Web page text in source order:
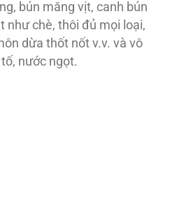
bún măng vịt, canh bún
như chè, thôi đủ mọi loại,
dừa thốt nốt v.v. và vô
nước ngọt.